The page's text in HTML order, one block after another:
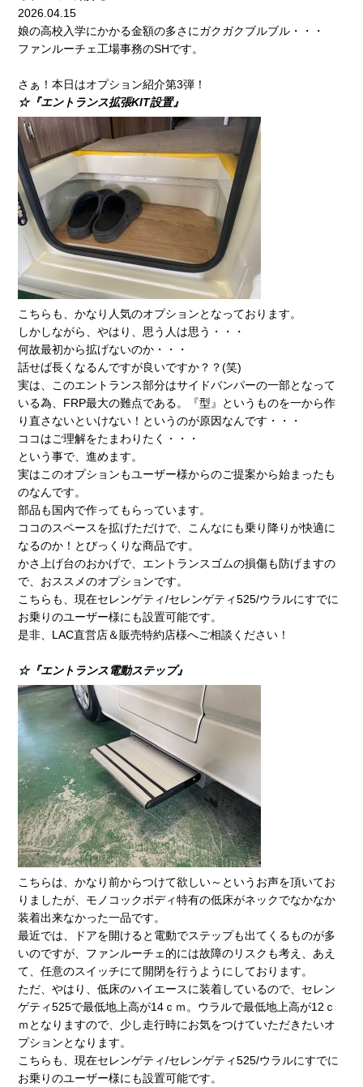
2026.04.15
娘の高校入学にかかる金額の多さにガクガクブルブル・・・
ファンルーチェ工場事務のSHです。
さぁ！本日はオプション紹介第3弾！
☆『エントランス拡張KIT設置』
こちらも、かなり人気のオプションとなっております。
しかしながら、やはり、思う人は思う・・・
何故最初から拡げないのか・・・
話せば長くなるんですが良いですか？？(笑)
実は、このエントランス部分はサイドバンパーの一部となって
いる為、FRP最大の難点である。『型』というものを一から作
り直さないといけない！というのが原因なんです・・・
ココはご理解をたまわりたく・・・
という事で、進めます。
実はこのオプションもユーザー様からのご提案から始まったも
のなんです。
部品も国内で作ってもらっています。
ココのスペースを拡げただけで、こんなにも乗り降りが快適に
なるのか！とびっくりな商品です。
かさ上げ台のおかげで、エントランスゴムの損傷も防げますの
で、おススメのオプションです。
こちらも、現在セレンゲティ/セレンゲティ525/ウラルにすでに
お乗りのユーザー様にも設置可能です。
是非、LAC直営店＆販売特約店様へご相談ください！
☆『エントランス電動ステップ』
こちらは、かなり前からつけて欲しい～というお声を頂いてお
りましたが、モノコックボディ特有の低床がネックでなかなか
装着出来なかった一品です。
最近では、ドアを開けると電動でステップも出てくるものが多
いのですが、ファンルーチェ的には故障のリスクも考え、あえ
て、任意のスイッチにて開閉を行うようにしております。
ただ、やはり、低床のハイエースに装着しているので、セレン
ゲティ525で最低地上高が14ｃｍ。ウラルで最低地上高が12ｃ
ｍとなりますので、少し走行時にお気をつけていただきたいオ
プションとなります。
こちらも、現在セレンゲティ/セレンゲティ525/ウラルにすでに
お乗りのユーザー様にも設置可能です。